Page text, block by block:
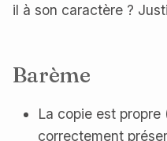
il à son caractère ?
Barème
La copie est
correctement